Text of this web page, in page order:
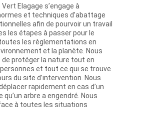
Elagage s’engage à
et techniques d’abattage
afin de pourvoir un travail
les étapes à passer pour le
les règlementations en
et la planète. Nous
de protéger la nature tout en
et tout ce qui se trouve
du site d’intervention. Nous
rapidement en cas d’un
qu’un arbre a engendré. Nous
à toutes les situations